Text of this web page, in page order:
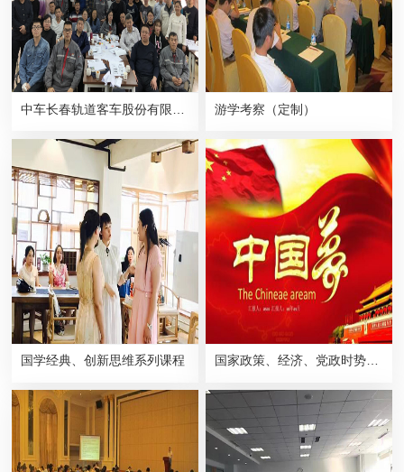
游学考察（定制）
国学经典、创新思维系列课程 国家政策、经济、党政时势系列课程